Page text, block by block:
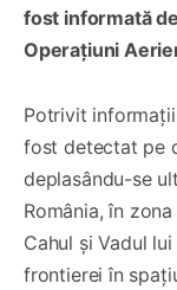
fost informată
Operațiuni
Potrivit
fost detectat pe
deplasându-se
România, în
Cahul și Vadul
frontierei în